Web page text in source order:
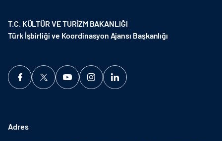
T.C. KÜLTÜR VE TURİZM BAKANLIĞI
Türk İşbirliği ve Koordinasyon Ajansı Başkanlığı
Adres